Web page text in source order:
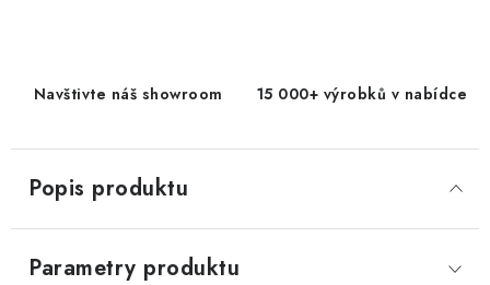
Navštivte náš showroom 15 000+ výrobků v nabídce
Popis produktu
Parametry produktu